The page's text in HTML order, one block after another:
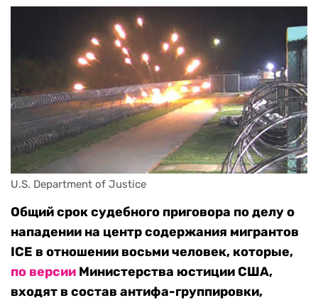
U.S. Department of Justice
Общий срок судебного приговора по делу о
нападении на центр содержания мигрантов
ICE в отношении восьми человек, которые,
по версии Министерства юстиции США,
входят в состав антифа-группировки,